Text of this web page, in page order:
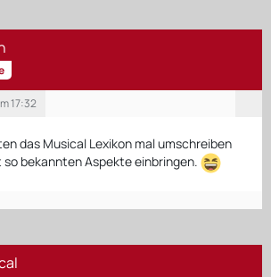
17:32
das Musical Lexikon mal umschreiben
bekannten Aspekte einbringen.